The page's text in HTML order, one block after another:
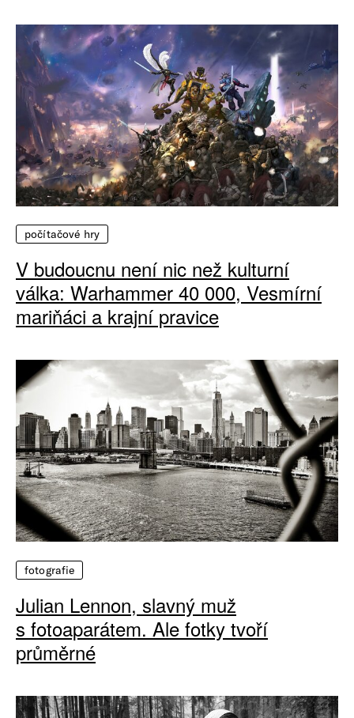
počítačové hry
V budoucnu není nic než kulturní
válka: Warhammer 40 000, Vesmírní
mariňáci a krajní pravice
fotografie
Julian Lennon, slavný muž
s fotoaparátem. Ale fotky tvoří
průměrné